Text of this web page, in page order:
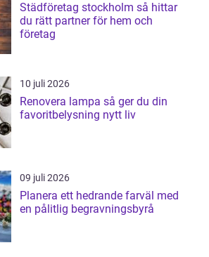
Städföretag stockholm så hittar
du rätt partner för hem och
företag
10 juli 2026
Renovera lampa så ger du din
favoritbelysning nytt liv
09 juli 2026
Planera ett hedrande farväl med
en pålitlig begravningsbyrå